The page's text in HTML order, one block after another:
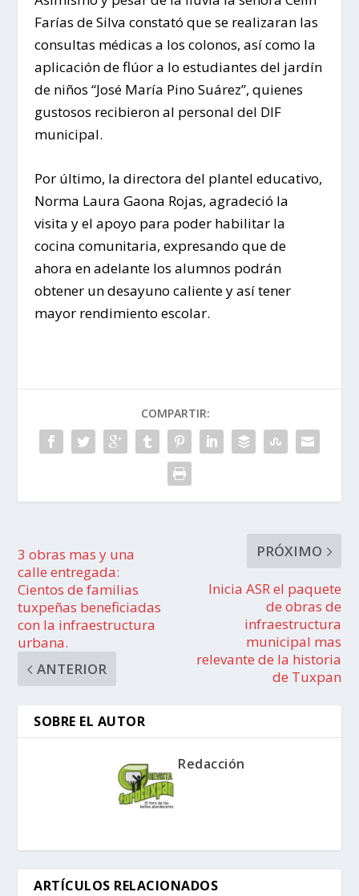
Farías de Silva constató que se realizaran las
consultas médicas a los colonos, así como la
aplicación de flúor a lo estudiantes del jardín
de niños “José María Pino Suárez”, quienes
gustosos recibieron al personal del DIF
municipal.
Por último, la directora del plantel educativo,
Norma Laura Gaona Rojas, agradeció la
visita y el apoyo para poder habilitar la
cocina comunitaria, expresando que de
ahora en adelante los alumnos podrán
obtener un desayuno caliente y así tener
mayor rendimiento escolar.
COMPARTIR:
3 obras mas y una
calle entregada:
Cientos de familias
tuxpeñas beneficiadas
con la infraestructura
urbana.
ANTERIOR
PRÓXIMO
Inicia ASR el paquete
de obras de
infraestructura
municipal mas
relevante de la historia
de Tuxpan
SOBRE EL AUTOR
Redacción
ARTÍCULOS RELACIONADOS